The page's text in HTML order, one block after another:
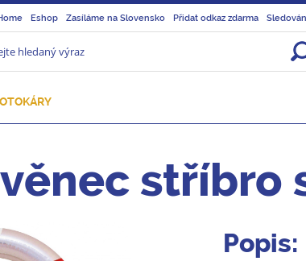
Eshop Zasíláme na Slovensko Přidat odkaz zdarma
stříbro
Popis: